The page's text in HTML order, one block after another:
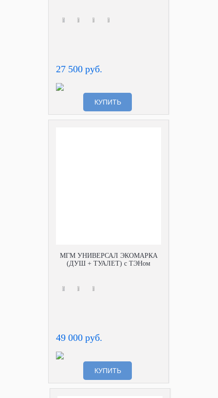
27 500 руб.
КУПИТЬ
МГМ УНИВЕРСАЛ ЭКОМАРКА
(ДУШ + ТУАЛЕТ) с ТЭНом
49 000 руб.
КУПИТЬ